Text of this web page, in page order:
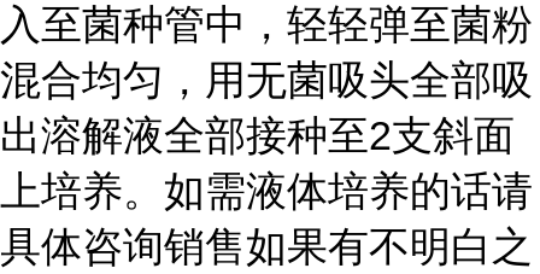
入至菌种管中，轻轻弹至菌粉
混合均匀，用无菌吸头全部吸
出溶解液全部接种至2支斜面
上培养。如需液体培养的话请
具体咨询销售如果有不明白之